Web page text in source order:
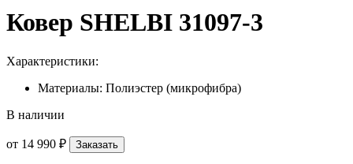
Ковер SHELBI 31097-3
Характеристики:
Материалы: Полиэстер (микрофибра)
В наличии
от 14 990 ₽ Заказать